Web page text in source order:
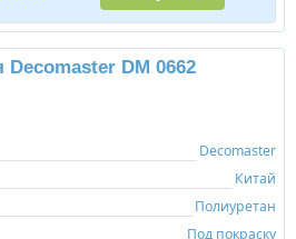
Decomaster DM 0661
Decomaster
Китай
Полиуретан
Под покраску